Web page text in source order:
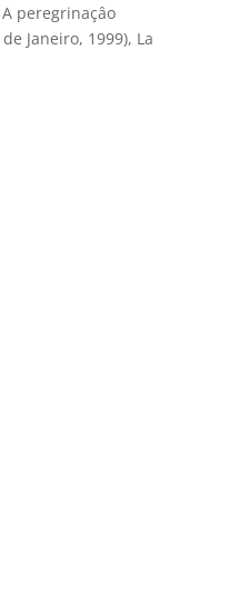
A peregrinaçâo
Janeiro, 1999), La